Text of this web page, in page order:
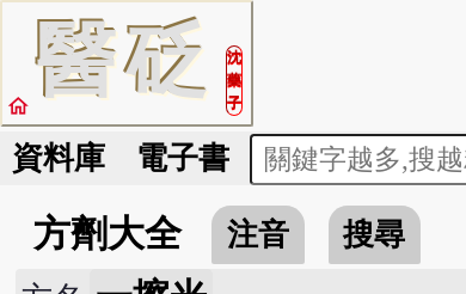
醫砭
沈
藥
子
home
資料庫 電子書
方劑大全 注音
搜尋